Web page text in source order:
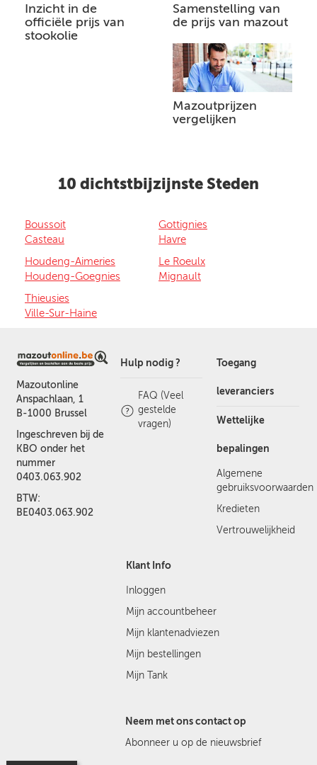
Inzicht in de
officiële prijs van
stookolie
Samenstelling van
de prijs van mazout
Mazoutprijzen
vergelijken
10 dichtstbijzijnste Steden
Boussoit
Casteau
Gottignies
Havre
Houdeng-Aimeries
Houdeng-Goegnies
Le Roeulx
Mignault
Thieusies
Ville-Sur-Haine
Mazoutonline
Anspachlaan, 1
B-1000 Brussel
Ingeschreven bij de
KBO onder het
nummer
0403.063.902
BTW:
BE0403.063.902
Hulp nodig ?
FAQ (Veel
gestelde
vragen)
Toegang
leveranciers
Wettelijke
bepalingen
Algemene
gebruiksvoorwaarden
Kredieten
Vertrouwelijkheid
Klant Info
Inloggen
Mijn accountbeheer
Mijn klantenadviezen
Mijn bestellingen
Mijn Tank
Neem met ons contact op
Abonneer u op de nieuwsbrief